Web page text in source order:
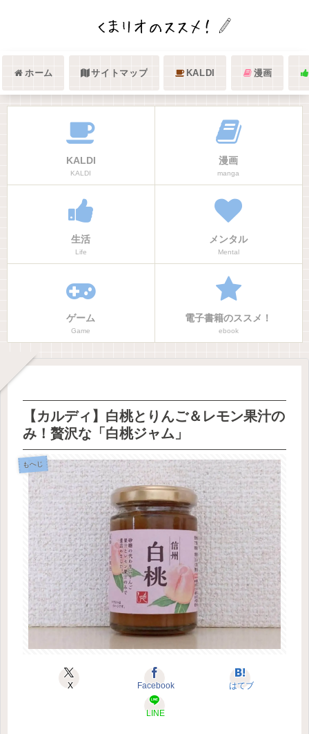
ホーム サイトマップ KALDI 漫画
KALDI
KALDI
漫画
manga
生活
Life
メンタル
Mental
ゲーム
Game
電子書籍のススメ！
ebook
【カルディ】白桃とりんご＆レモン果汁の
み！贅沢な「白桃ジャム」
もへじ
X Facebook はてブ
LINE